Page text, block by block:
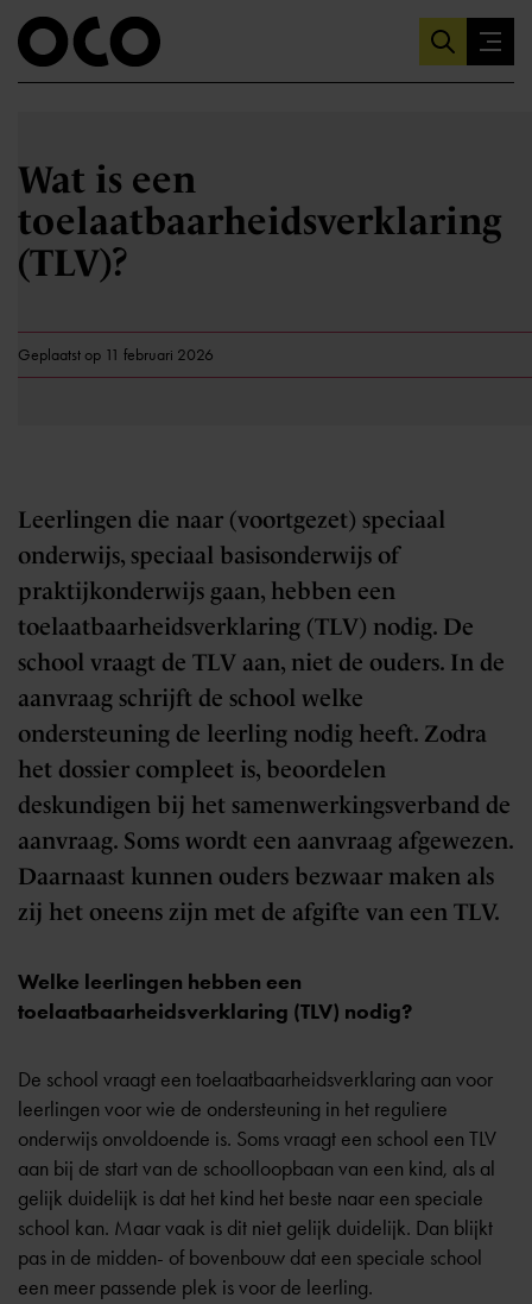
Wat is een
toelaatbaarheidsverklaring
(TLV)?
Geplaatst op 11 februari 2026
Leerlingen die naar (voortgezet) speciaal
onderwijs, speciaal basisonderwijs of
praktijkonderwijs gaan, hebben een
toelaatbaarheidsverklaring (TLV) nodig. De
school vraagt de TLV aan, niet de ouders. In de
aanvraag schrijft de school welke
ondersteuning de leerling nodig heeft. Zodra
het dossier compleet is, beoordelen
deskundigen bij het samenwerkingsverband de
aanvraag. Soms wordt een aanvraag afgewezen.
Daarnaast kunnen ouders bezwaar maken als
zij het oneens zijn met de afgifte van een TLV.
Welke leerlingen hebben een
toelaatbaarheidsverklaring (TLV) nodig?
De school vraagt een toelaatbaarheidsverklaring aan voor
leerlingen voor wie de ondersteuning in het reguliere
onderwijs onvoldoende is. Soms vraagt een school een TLV
aan bij de start van de schoolloopbaan van een kind, als al
gelijk duidelijk is dat het kind het beste naar een speciale
school kan. Maar vaak is dit niet gelijk duidelijk. Dan blijkt
pas in de midden- of bovenbouw dat een speciale school
een meer passende plek is voor de leerling.